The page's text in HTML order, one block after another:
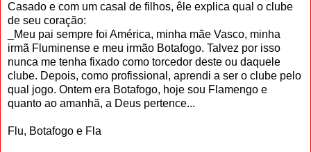
Casado e com um casal de filhos, êle explica qual o clube
de seu coração:
_Meu pai sempre foi América, minha mãe Vasco, minha
irmã Fluminense e meu irmão Botafogo. Talvez por isso
nunca me tenha fixado como torcedor deste ou daquele
clube. Depois, como profissional, aprendi a ser o clube pelo
qual jogo. Ontem era Botafogo, hoje sou Flamengo e
quanto ao amanhã, a Deus pertence...
Flu, Botafogo e Fla